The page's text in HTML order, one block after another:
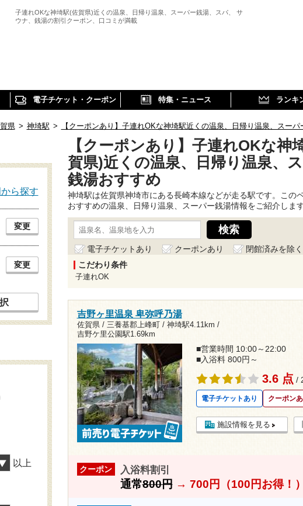
子連れOKな神埼駅(佐賀県)近くの温泉、日帰り温泉、スーパー銭湯、スパ、 サ
ウナ、銭湯の割引クーポン、口コミが満載
電子チケット・クーポン 特集・ニュース ランキ
県 > 神埼駅 > 【クーポンあり】子連れOKな神埼駅近くの温泉、日帰り温泉、スーパ
【クーポンあり】子連れOKな神
賀県)近くの温泉、日帰り温泉、
銭湯おすすめ
神埼駅は佐賀県神埼市にある長崎本線などが走る駅です。この
おすすめの温泉、日帰り温泉、スーパー銭湯情報をご紹介します
電子チケットあり クーポンあり
閉館済みを除く
こだわり条件
子連れOK
吉野ヶ里温泉 卑弥呼乃湯
佐賀県 / 三養基郡上峰町 / 神埼駅4.11km /
吉野ケ里公園駅1.69km
■営業時間 10:00～22:00
■入浴料 800円～
3.6 点 /
電子チケットあり クーポン
施設情報を見る
クーポン 入浴料割引
通常800円→ 700円（100円お得！）
ら探す
変更
変更
以上